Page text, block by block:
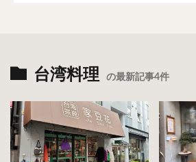
台湾料理 の最新記事4件